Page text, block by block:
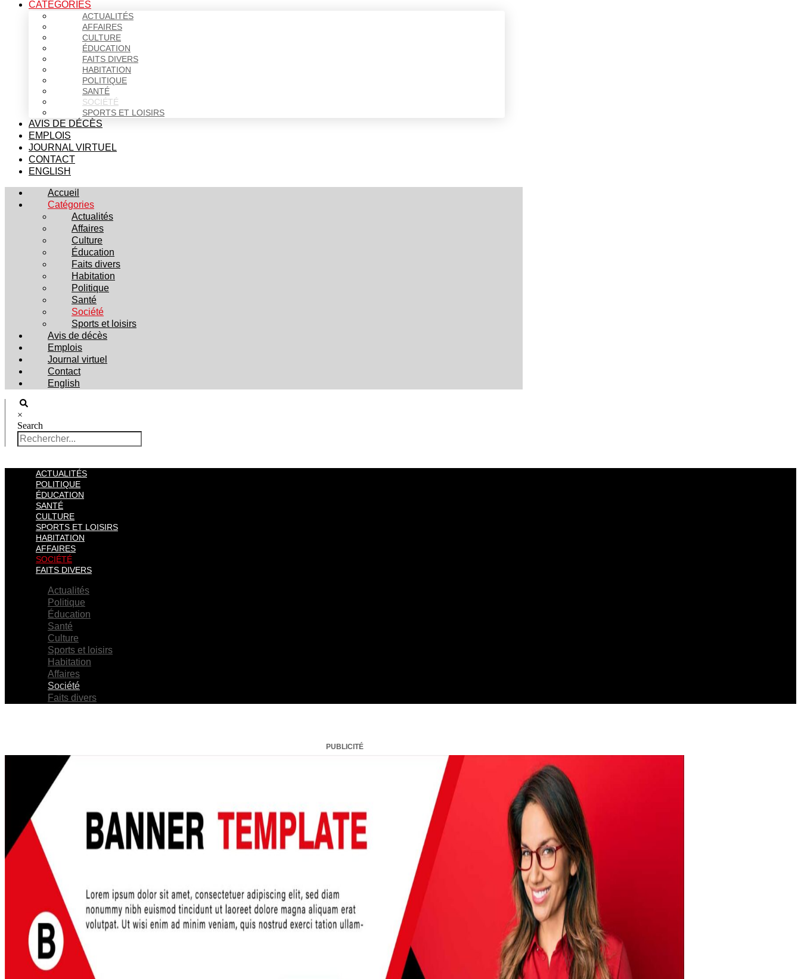
CATÉGORIES
ACTUALITÉS
AFFAIRES
CULTURE
ÉDUCATION
FAITS DIVERS
HABITATION
POLITIQUE
SANTÉ
SOCIÉTÉ
SPORTS ET LOISIRS
AVIS DE DÉCÈS
EMPLOIS
JOURNAL VIRTUEL
CONTACT
ENGLISH
Accueil
Catégories
Actualités
Affaires
Culture
Éducation
Faits divers
Habitation
Politique
Santé
Société
Sports et loisirs
Avis de décès
Emplois
Journal virtuel
Contact
English
×
Search
ACTUALITÉS
POLITIQUE
ÉDUCATION
SANTÉ
CULTURE
SPORTS ET LOISIRS
HABITATION
AFFAIRES
SOCIÉTÉ
FAITS DIVERS
Actualités
Politique
Éducation
Santé
Culture
Sports et loisirs
Habitation
Affaires
Société
Faits divers
PUBLICITÉ